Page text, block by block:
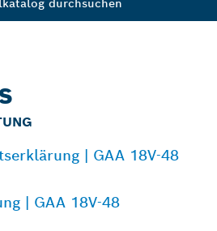
| GAA 18V-48
| GAA 18V-48